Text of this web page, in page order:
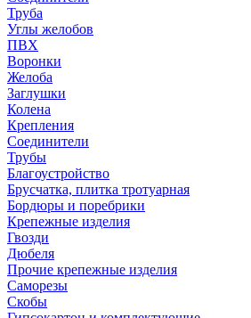
Труба
Углы желобов
ПВХ
Воронки
Желоба
Заглушки
Колена
Крепления
Соединители
Трубы
Благоустройство
Брусчатка, плитка тротуарная
Бордюры и поребрики
Крепежные изделия
Гвозди
Дюбеля
Прочие крепежные изделия
Саморезы
Скобы